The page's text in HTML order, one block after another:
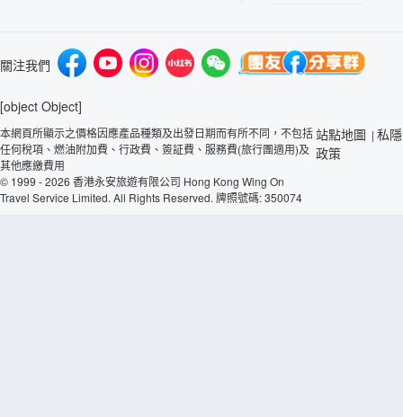
關注我們
[object Object]
本網頁所顯示之價格因應產品種類及出發日期而有所不同，不包括
任何稅項、燃油附加費、行政費、簽証費、服務費(旅行團適用)及
其他應繳費用
© 1999 - 2026 香港永安旅遊有限公司 Hong Kong Wing On
Travel Service Limited. All Rights Reserved. 牌照號碼: 350074
站點地圖 | 私隱
政策